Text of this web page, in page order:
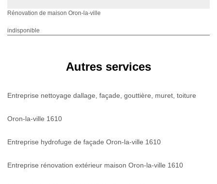
Rénovation de maison Oron-la-ville
indisponible
Autres services
Entreprise nettoyage dallage, façade, gouttière, muret, toiture
Oron-la-ville 1610
Entreprise hydrofuge de façade Oron-la-ville 1610
Entreprise rénovation extérieur maison Oron-la-ville 1610